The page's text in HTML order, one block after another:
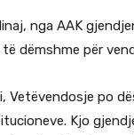
nga AAK
dëmshme për
Vetëvendosje po
Kjo